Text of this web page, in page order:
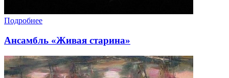
Подробнее
Ансамбль «Живая старина»